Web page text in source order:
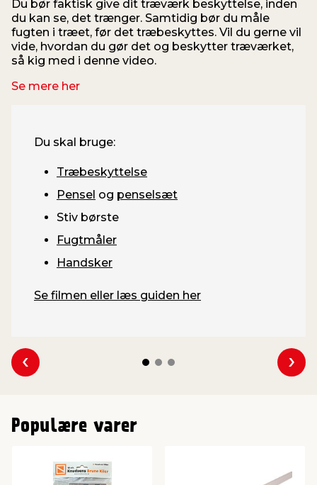
Du bør faktisk give dit træværk beskyttelse, inden
du kan se, det trænger. Samtidig bør du måle
fugten i træet, før det træbeskyttes. Vil du gerne vil
vide, hvordan du gør det og beskytter træværket,
så kig med i denne video.
Se mere her
Du skal bruge:
Træbeskyttelse
Pensel og penselsæt
Stiv børste
Fugtmåler
Handsker
Se filmen eller læs guiden her
Se forrige Se
Populære varer